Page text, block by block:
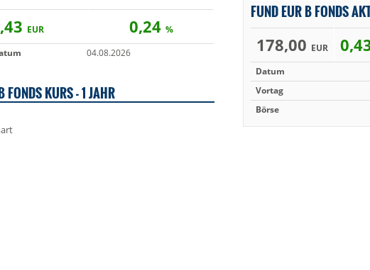
EUR 0,24 %
04.08.2026
FONDS KURS - 1 JAHR
FUND EUR B FONDS
178,00 EUR
Datum
Vortag
Börse